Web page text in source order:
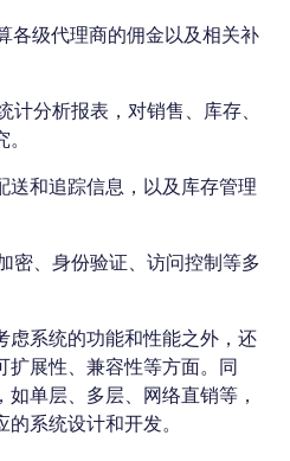
各级代理商的佣金以及相关补
计分析报表，对销售、库存、
送和追踪信息，以及库存管理
密、身份验证、访问控制等多
虑系统的功能和性能之外，还
扩展性、兼容性等方面。同
单层、多层、网络直销等，
系统设计和开发。